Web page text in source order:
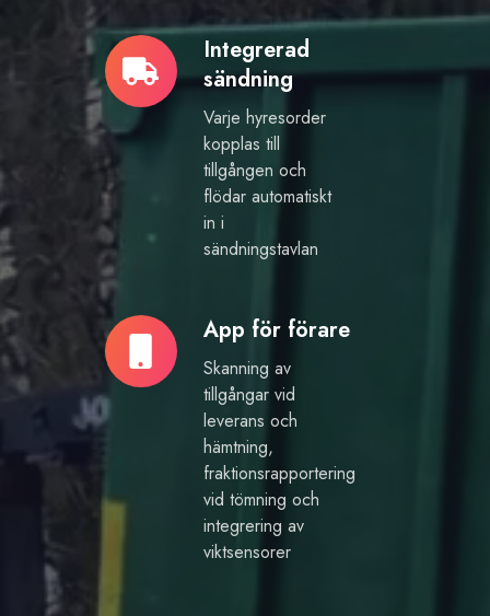
Integrerad
sändning
Varje hyresorder
kopplas till
tillgången och
flödar automatiskt
in i
sändningstavlan
Integrerad
sändning
App för förare
Skanning av
tillgångar vid
leverans och
hämtning,
fraktionsrapportering
vid tömning och
integrering av
viktsensorer
App
för
förare